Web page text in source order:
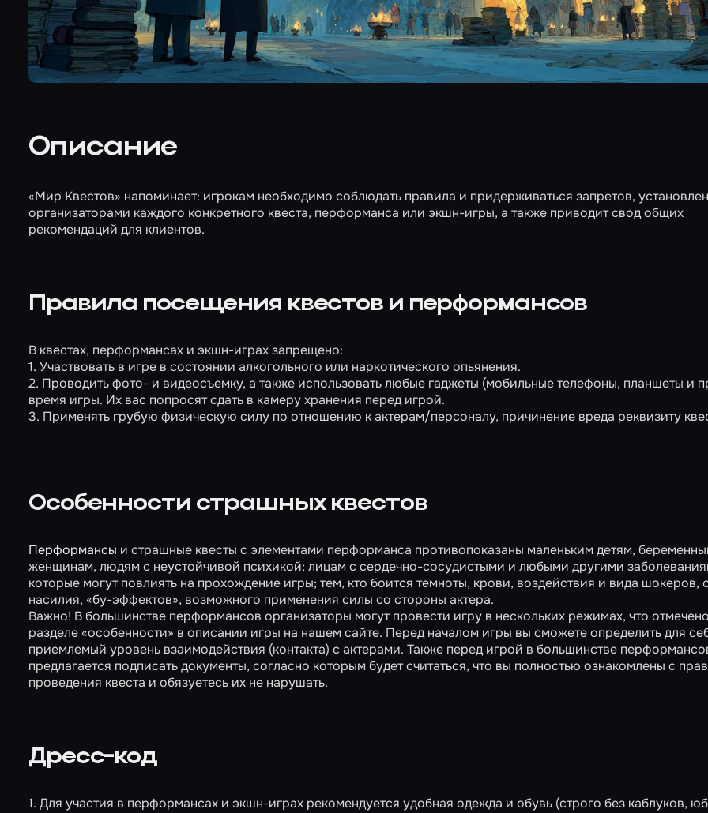
Описание
«Мир Квестов» напоминает: игрокам необходимо соблюдать правила и придерживаться запретов,
организаторами каждого конкретного квеста, перформанса или экшн-игры, а также приводит свод общих
рекомендаций для клиентов.
Правила посещения квестов и перформансов
В квестах, перформансах и экшн-играх запрещено:
1. Участвовать в игре в состоянии алкогольного или наркотического опьянения.
2. Проводить фото- и видеосъемку, а также использовать любые гаджеты (мобильные телефоны, планшеты и
время игры. Их вас попросят сдать в камеру хранения перед игрой.
3. Применять грубую физическую силу по отношению к актерам/персоналу, причинение вреда реквизиту
Особенности страшных квестов
Перформансы и страшные квесты с элементами перформанса противопоказаны маленьким детям,
женщинам, людям с неустойчивой психикой; лицам с сердечно-сосудистыми и любыми другими
которые могут повлиять на прохождение игры; тем, кто боится темноты, крови, воздействия и вида шокеров,
насилия, «бу-эффектов», возможного применения силы со стороны актера.
Важно! В большинстве перформансов организаторы могут провести игру в нескольких режимах, что
разделе «особенности» в описании игры на нашем сайте. Перед началом игры вы сможете определить для
приемлемый уровень взаимодействия (контакта) с актерами. Также перед игрой в большинстве
предлагается подписать документы, согласно которым будет считаться, что вы полностью ознакомлены с
проведения квеста и обязуетесь их не нарушать.
Дресс-код
1. Для участия в перформансах и экшн-играх рекомендуется удобная одежда и обувь (строго без каблуков,